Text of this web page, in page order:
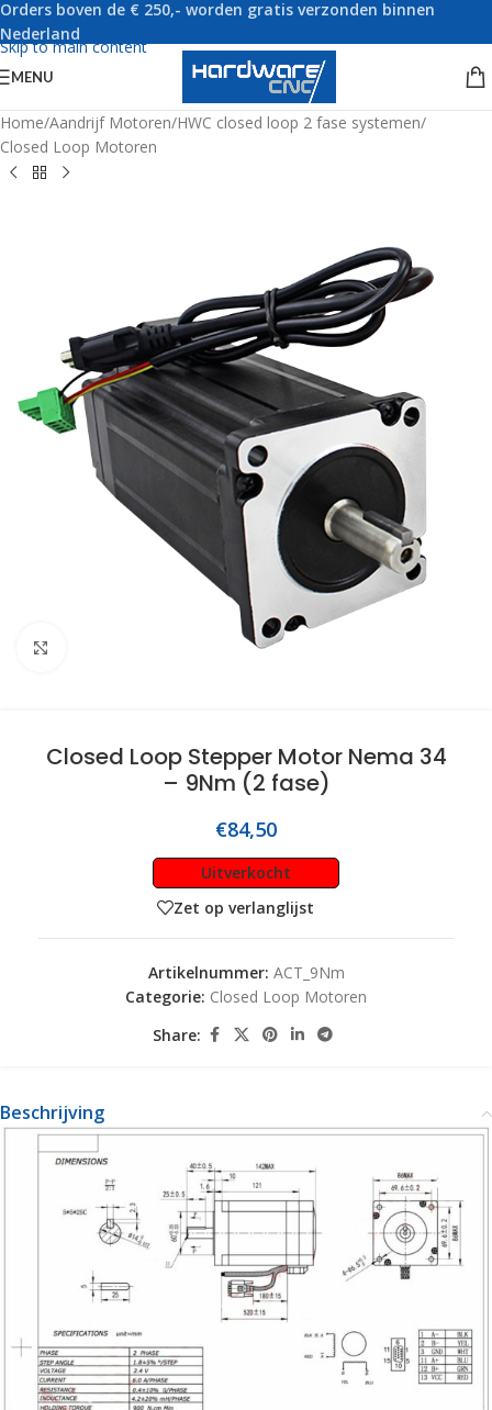
Skip to navigation
Skip to main content
Orders boven de € 250,- worden gratis verzonden binnen
Nederland
MENU
Home/Aandrijf Motoren/HWC closed loop 2 fase systemen/
Closed Loop Motoren
Closed Loop Stepper Motor Nema 34
– 9Nm (2 fase)
€84,50
Uitverkocht
Zet op verlanglijst
Artikelnummer: ACT_9Nm
Categorie: Closed Loop Motoren
Share:
Beschrijving